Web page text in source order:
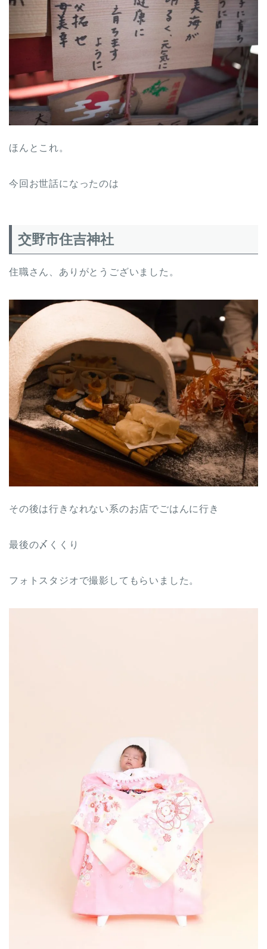
ほんとこれ。
今回お世話になったのは
交野市住吉神社
住職さん、ありがとうございました。
その後は行きなれない系のお店でごはんに行き
最後の〆くくり
フォトスタジオで撮影してもらいました。